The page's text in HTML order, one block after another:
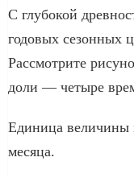
С глубокой
годовых сезонных
Рассмотрите
доли — четыре
Единица величины
месяца.